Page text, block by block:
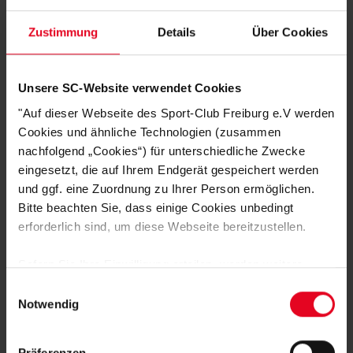
Zustimmung Details Über Cookies
Unsere SC-Website verwendet Cookies
"Auf dieser Webseite des Sport-Club Freiburg e.V werden
Cookies und ähnliche Technologien (zusammen
nachfolgend „Cookies“) für unterschiedliche Zwecke
eingesetzt, die auf Ihrem Endgerät gespeichert werden
und ggf. eine Zuordnung zu Ihrer Person ermöglichen.
Bitte beachten Sie, dass einige Cookies unbedingt
erforderlich sind, um diese Webseite bereitzustellen.
Sofern Sie Ihre Einwilligung erteilen, werden weitere
Daten von Ihnen (z.B. persönlichen Identifikatoren oder
IP-Adressen) verarbeitet werden. Durch Klicken auf den
Notwendig
DEINE VORTEILE IN UNSEREM
SHOP
Lieferung innerhalb von 1 - 3 Werktagen.